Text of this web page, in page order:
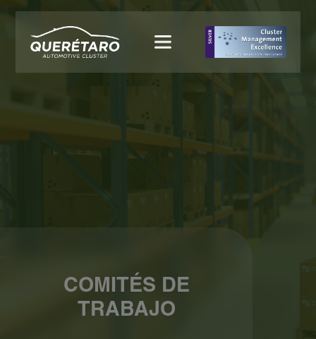
COMITÉS DE
TRABAJO